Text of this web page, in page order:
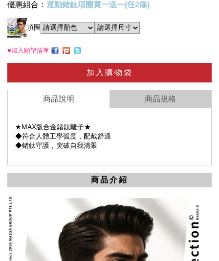
優惠組合： 運動鍺鈦項圈買一送一(任2條)
項圈
♥加入願望清單
加入購物袋
商品說明 商品規格
★MAX版合金鍺鈦離子★
◆符合人體工學弧度，配戴舒適
◆鍺鈦守護，突破自我清限
商品介紹